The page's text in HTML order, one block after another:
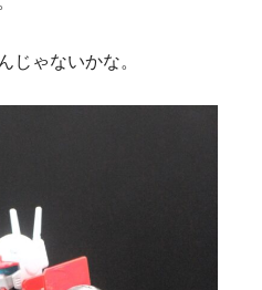
じゃないかな。